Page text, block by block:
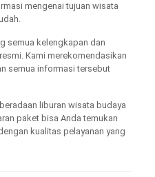
mengenai tujuan wisata
semua kelengkapan dan
Kami merekomendasikan
semua informasi tersebut
liburan wisata budaya
paket bisa Anda temukan
kualitas pelayanan yang